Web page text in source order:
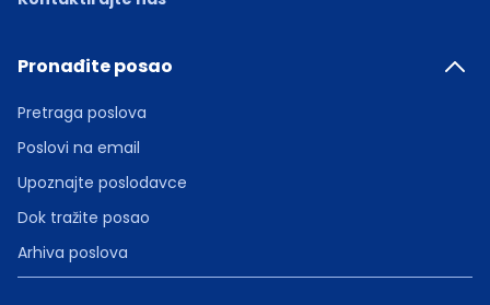
Pronađite posao
Pretraga poslova
Poslovi na email
Upoznajte poslodavce
Dok tražite posao
Arhiva poslova